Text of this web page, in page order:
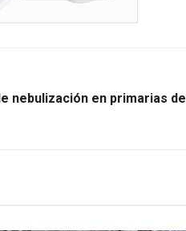
nebulización en primarias de